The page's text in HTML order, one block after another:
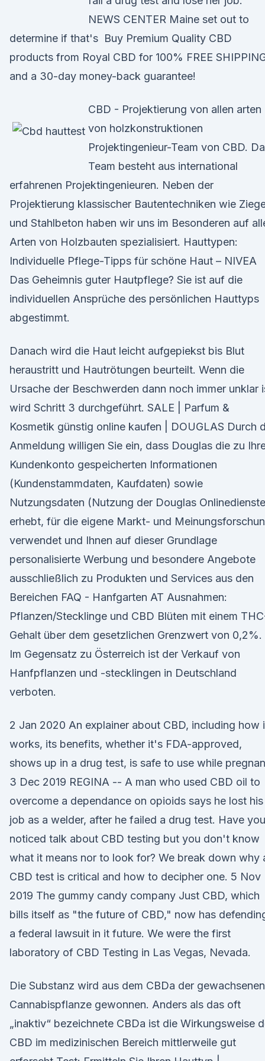
NEWS CENTER Maine set out to
determine if that's Buy Premium Quality CBD
products from Royal CBD for 100% FREE
and a 30-day money-back guarantee!
CBD - Projektierung von allen arten
von holzkonstruktionen
Projektingenieur-Team von CBD.
Team besteht aus international
erfahrenen Projektingenieuren. Neben der
Projektierung klassischer Bautentechniken wie
und Stahlbeton haben wir uns im Besonderen auf
Arten von Holzbauten spezialisiert. Hauttypen:
Individuelle Pflege-Tipps für schöne Haut – NIVEA
Das Geheimnis guter Hautpflege? Sie ist auf die
individuellen Ansprüche des persönlichen Hauttyps
abgestimmt.
Danach wird die Haut leicht aufgepiekst bis Blut
heraustritt und Hautrötungen beurteilt. Wenn die
Ursache der Beschwerden dann noch immer unklar
wird Schritt 3 durchgeführt. SALE | Parfum &
Kosmetik günstig online kaufen | DOUGLAS Durch
Anmeldung willigen Sie ein, dass Douglas die zu
Kundenkonto gespeicherten Informationen
(Kundenstammdaten, Kaufdaten) sowie
Nutzungsdaten (Nutzung der Douglas
erhebt, für die eigene Markt- und
verwendet und Ihnen auf dieser Grundlage
personalisierte Werbung und besondere Angebote
ausschließlich zu Produkten und Services aus den
Bereichen FAQ - Hanfgarten AT Ausnahmen:
Pflanzen/Stecklinge und CBD Blüten mit einem
Gehalt über dem gesetzlichen Grenzwert von 0,2%.
Im Gegensatz zu Österreich ist der Verkauf von
Hanfpflanzen und -stecklingen in Deutschland
verboten.
2 Jan 2020 An explainer about CBD, including how
works, its benefits, whether it's FDA-approved,
shows up in a drug test, is safe to use while
3 Dec 2019 REGINA -- A man who used CBD oil to
overcome a dependance on opioids says he lost his
job as a welder, after he failed a drug test. Have you
noticed talk about CBD testing but you don't know
what it means nor to look for? We break down why
CBD test is critical and how to decipher one. 5 Nov
2019 The gummy candy company Just CBD, which
bills itself as "the future of CBD," now has
a federal lawsuit in it future. We were the first
laboratory of CBD Testing in Las Vegas, Nevada.
Die Substanz wird aus dem CBDa der gewachsenen
Cannabispflanze gewonnen. Anders als das oft
„inaktiv“ bezeichnete CBDa ist die Wirkungsweise
CBD im medizinischen Bereich mittlerweile gut